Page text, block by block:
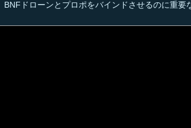
ドローンとプロポをバインドさせるのに重要